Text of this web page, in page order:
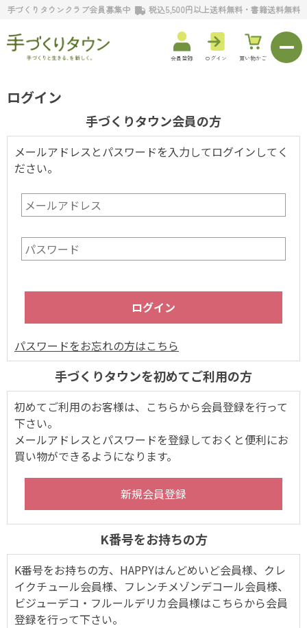
手づくりタウンクラブ会員募集中 税込5,500円以上送料無料・書籍送料無料
会員登録 ログイン 買い物かご
ログイン
手づくりタウン会員の方
メールアドレスとパスワードを入力してログインしてく
ださい。
パスワードをお忘れの方はこちら
手づくりタウンを初めてご利用の方
初めてご利用のお客様は、こちらから会員登録を行って
下さい。
メールアドレスとパスワードを登録しておくと便利にお
買い物ができるようになります。
K番号をお持ちの方
K番号をお持ちの方、HAPPYはんどめいど会員様、クレ
イクチュール会員様、フレンチメゾンデコール会員様、
ビジューデコ・フルールデリカ会員様はこちらから会員
登録を行って下さい。